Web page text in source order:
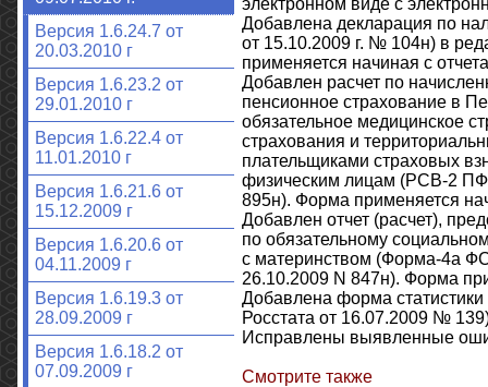
Версия 1.6.24.7 от
20.03.2010 г
Версия 1.6.23.2 от
29.01.2010 г
Версия 1.6.22.4 от
11.01.2010 г
Версия 1.6.21.6 от
15.12.2009 г
Версия 1.6.20.6 от
04.11.2009 г
Версия 1.6.19.3 от
28.09.2009 г
Версия 1.6.18.2 от
07.09.2009 г
электронном виде с
Добавлена декларация по
от 15.10.2009 г. № 104н) в
применяется начиная с
Добавлен расчет по
пенсионное страхование в
обязательное медицинское
страхования и
плательщиками страховых
физическим лицам (РСВ-2
895н). Форма применяется
Добавлен отчет (расчет),
по обязательному
с материнством (Форма-4а
26.10.2009 N 847н). Форма
Добавлена форма
Росстата от 16.07.2009 №
Исправлены выявленные
Смотрите также